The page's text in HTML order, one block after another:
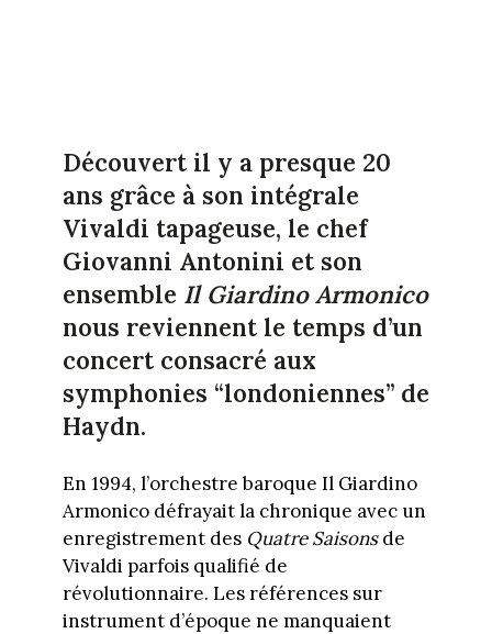
Découvert il y a presque 20
ans grâce à son intégrale
Vivaldi tapageuse, le chef
Giovanni Antonini et son
ensemble Il Giardino Armonico
nous reviennent le temps d’un
concert consacré aux
symphonies “londoniennes” de
Haydn.
En 1994, l’orchestre baroque Il Giardino
Armonico défrayait la chronique avec un
enregistrement des Quatre Saisonsde
Vivaldi parfois qualifié de
révolutionnaire. Les références sur
instrument d’époque ne manquaient